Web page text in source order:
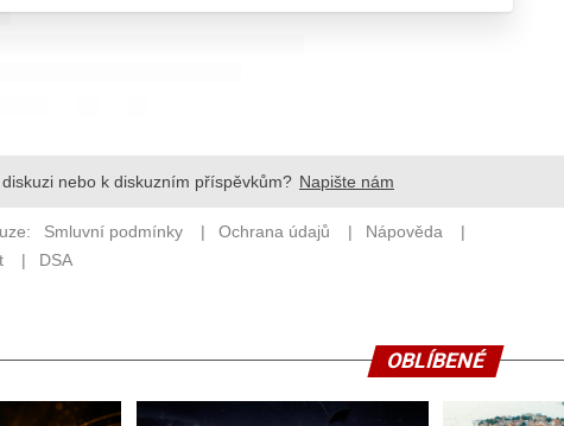
OBLÍBENÉ